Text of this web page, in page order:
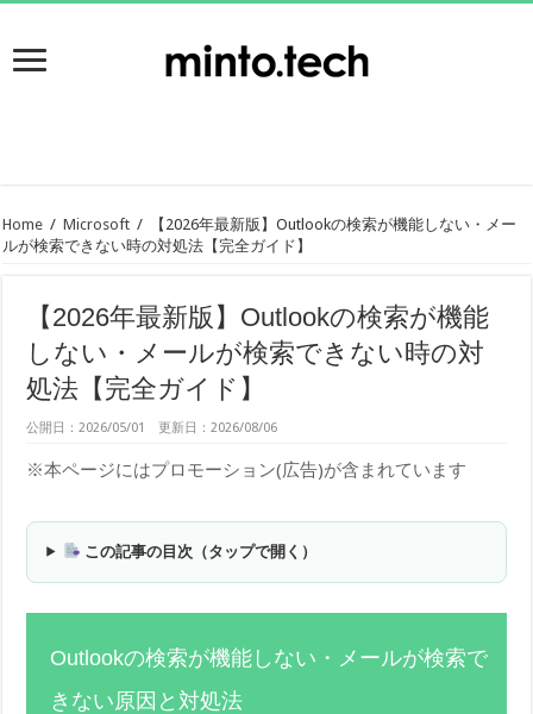
Home / Microsoft /
【2026年最新版】Outlookの検索が機能しない・メー
ルが検索できない時の対処法【完全ガイド】
【2026年最新版】Outlookの検索が機能
しない・メールが検索できない時の対
処法【完全ガイド】
公開日：2026/05/01 更新日：2026/08/06
※本ページにはプロモーション(広告)が含まれています
この記事の目次（タップで開く）
Outlookの検索が機能しない・メールが検索で
きない原因と対処法